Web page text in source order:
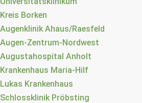
Kreis Borken
Augenklinik Ahaus/Raesfeld
Augen-Zentrum-Nordwest
Augustahospital Anholt
Krankenhaus Maria-Hilf
Lukas Krankenhaus
Schlossklinik Pröbsting